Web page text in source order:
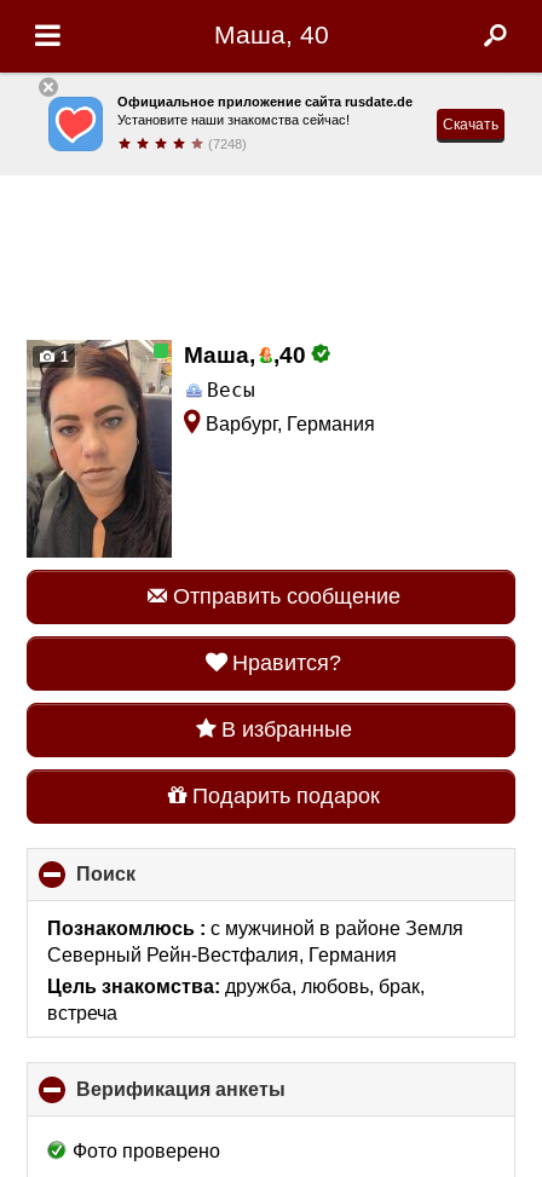
Маша, 40
Официальное приложение сайта rusdate.de
Установите наши знакомства сейчас!
(7248)
Скачать
1 Маша, ,40
Весы
Варбург, Германия
Отправить сообщение
Нравится?
В избранные
Подарить подарок
Поиск
to
collapse
contents
Познакомлюсь :с мужчиной в районе Земля
Северный Рейн-Вестфалия, Германия
Цель знакомства: дружба, любовь, брак,
встреча
Верификация анкеты
to
Фото проверено